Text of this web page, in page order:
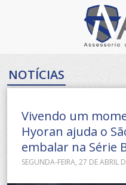
NOTÍCIAS
Vivendo um
Hyoran ajuda o
embalar na Série
SEGUNDA-FEIRA, 27 DE ABRIL